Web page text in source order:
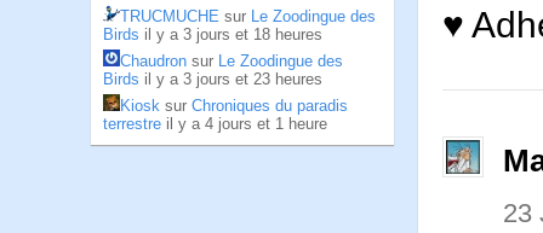
TRUCMUCHE sur Le Zoodingue des
Birds il y a 3 jours et 18 heures
Chaudron sur Le Zoodingue des
Birds il y a 3 jours et 23 heures
Kiosk sur Chroniques du paradis
terrestre il y a 4 jours et 1 heure
♥
23